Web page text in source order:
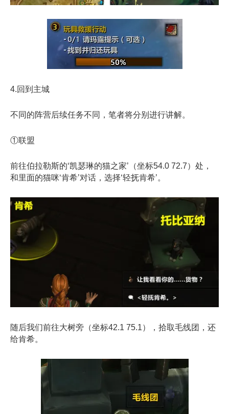
4.回到主城
不同的阵营后续任务不同，笔者将分别进行讲解。
①联盟
前往伯拉勒斯的‘凯瑟琳的猫之家’（坐标54.0 72.7）处，
和里面的猫咪‘肯希’对话，选择‘轻抚肯希’。
随后我们前往大树旁（坐标42.1 75.1），拾取毛线团，还
给肯希。